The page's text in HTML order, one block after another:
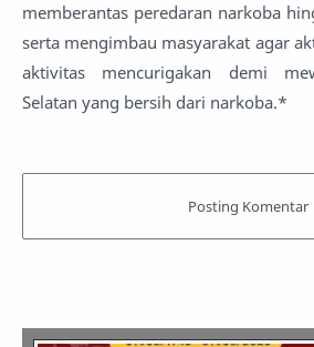
memberantas peredaran narkoba
serta mengimbau masyarakat agar
aktivitas mencurigakan demi
Selatan yang bersih dari narkoba.*